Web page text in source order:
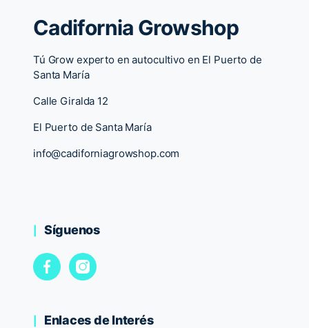
Cadifornia Growshop
Tú Grow experto en autocultivo en El Puerto de
Santa María
Calle Giralda 12
El Puerto de Santa María
info@cadiforniagrowshop.com
Síguenos
Enlaces de Interés